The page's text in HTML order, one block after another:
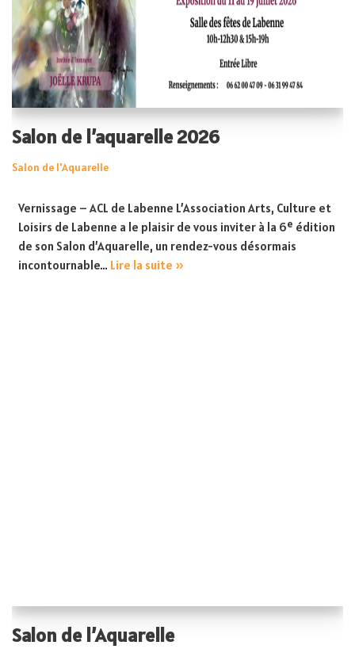
Salon de l’aquarelle 2026
Salon de l'Aquarelle
Vernissage – ACL de Labenne L’Association Arts, Culture et
Loisirs de Labenne a le plaisir de vous inviter à la 6ᵉ édition
de son Salon d’Aquarelle, un rendez-vous désormais
incontournable… Lire la suite »
Salon de l’Aquarelle